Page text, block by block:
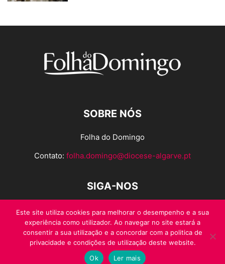
SOBRE NÓS
Folha do Domingo
Contato: folha.domingo@diocese-algarve.pt
SIGA-NOS
© Folha do Domingo 2026, todos os direitos reservados.
Este site utiliza cookies para melhorar o desempenho e a sua
experiência como utilizador. Ao navegar no site estará a
consentir a sua utilização e a concordar com a politica de
privacidade e condições de utilização deste website.
Ok
Ler mais